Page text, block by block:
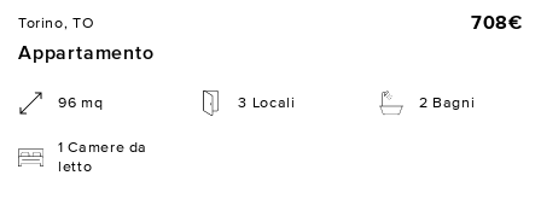
Torino, TO
708€
Appartamento
96 mq 3 Locali 2 Bagni
1 Camere da
letto